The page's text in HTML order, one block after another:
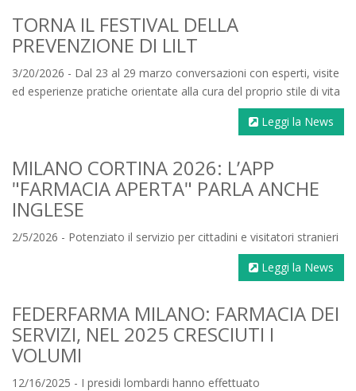
TORNA IL FESTIVAL DELLA
PREVENZIONE DI LILT
3/20/2026 - Dal 23 al 29 marzo conversazioni con esperti, visite
ed esperienze pratiche orientate alla cura del proprio stile di vita
Leggi la News
MILANO CORTINA 2026: L’APP
"FARMACIA APERTA" PARLA ANCHE
INGLESE
2/5/2026 - Potenziato il servizio per cittadini e visitatori stranieri
Leggi la News
FEDERFARMA MILANO: FARMACIA DEI
SERVIZI, NEL 2025 CRESCIUTI I
VOLUMI
12/16/2025 - I presidi lombardi hanno effettuato